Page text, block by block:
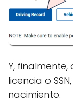
Y,
licencia o
nacimiento.